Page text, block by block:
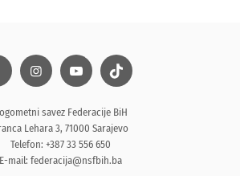
savez Federacije BiH
Lehara 3, 71000 Sarajevo
Telefon: +387 33 556 650
E-mail: federacija@nsfbih.ba